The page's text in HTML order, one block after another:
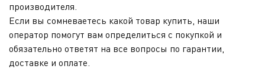
производителя.
Если вы сомневаетесь какой товар купить, наши
оператор помогут вам определиться с покупкой и
обязательно ответят на все вопросы по гарантии,
доставке и оплате.